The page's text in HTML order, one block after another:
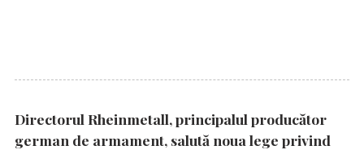
Directorul Rheinmetall, principalul producător
german de armament, salută noua lege privind